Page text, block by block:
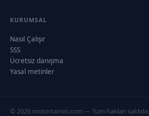
KURUMSAL
Nasıl Çalışır
SSS
Ücretsiz danışma
Yasal metinler
© 2026 motortamiri.com — Tüm hakları saklıdır.